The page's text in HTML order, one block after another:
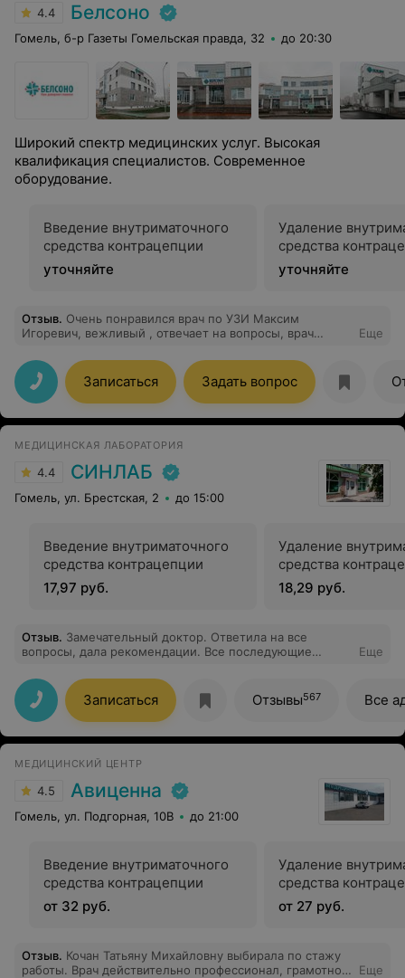
4.4 Белсоно
Гомель, б-р Газеты Гомельская правда, 32 до 20:30
Широкий спектр медицинских услуг. Высокая
квалификация специалистов. Современное
оборудование.
Введение внутриматочного
средства контрацепции
уточняйте
Удаление
средства
уточняйте
Отзыв. Очень понравился врач по УЗИ Максим
Игоревич, вежливый , отвечает на вопросы, врач
Еще
Записаться Задать вопрос
МЕДИЦИНСКАЯ ЛАБОРАТОРИЯ
4.4 СИНЛАБ
Гомель, ул. Брестская, 2 до 15:00
Введение внутриматочного
средства контрацепции
17,97 руб.
Удаление
средства
18,29 руб.
Отзыв. Замечательный доктор. Ответила на все
вопросы, дала рекомендации. Все последующие
Еще
Записаться Отзывы567 Все
МЕДИЦИНСКИЙ ЦЕНТР
4.5 Авиценна
Гомель, ул. Подгорная, 10В до 21:00
Введение внутриматочного
средства контрацепции
от 32 руб.
Удаление
средства
от 27 руб.
Отзыв. Кочан Татьяну Михайловну выбирала по стажу
работы. Врач действительно профессионал, грамотное
Еще